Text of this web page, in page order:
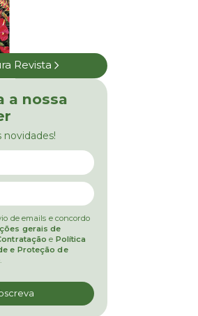
Revista
a nossa
novidades!
de emails e concordo
gerais de
e Política
e Proteção de